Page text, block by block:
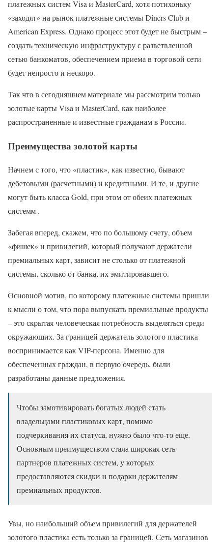
платежных систем Visa и MasterCard, хотя потихоньку
«заходят» на рынок платежные системы Diners Club и
American Express. Однако процесс этот будет не быстрым –
создать техническую инфраструктуру с разветвленной
сетью банкоматов, обеспечением приема в торговой сети
будет непросто и нескоро.
Так что в сегодняшнем материале мы рассмотрим только
золотые карты Visa и MasterCard, как наиболее
распространенные и известные гражданам в России.
Преимущества золотой карты
Начнем с того, что «пластик», как известно, бывают
дебетовыми (расчетными) и кредитными. И те, и другие
могут быть класса Gold, при этом от обеих платежных
системм .
Забегая вперед, скажем, что по большому счету, объем
«фишек» и привилегий, который получают держатели
премиальных карт, зависит не столько от платежной
системы, сколько от банка, их эмитировавшего.
Основной мотив, по которому платежные системы пришли
к мысли о том, что пора выпускать премиальные продукты
– это скрытая человеческая потребность выделяться среди
окружающих. За границей держатель золотого пластика
воспринимается как VIP-персона. Именно для
обеспеченных граждан, в первую очередь, были
разработаны данные предложения.
Чтобы замотивировать богатых людей стать
владельцами пластиковых карт, помимо
подчеркивания их статуса, нужно было что-то еще.
Основным преимуществом стала широкая сеть
партнеров платежных систем, у которых
предоставляются скидки и подарки держателям
премиальных продуктов.
Увы, но наибольший объем привилегий для держателей
золотого пластика есть только за границей. Сеть магазинов